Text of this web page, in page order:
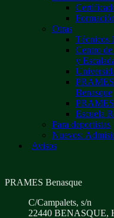
Otras
Técnicos
Centro
y
PRAMES
Benasque
Escuela
Para deportistas
Nuevos:
Avisos
PRAMES Benasque
C/Campalets, s/n
22440 BENASQUE,